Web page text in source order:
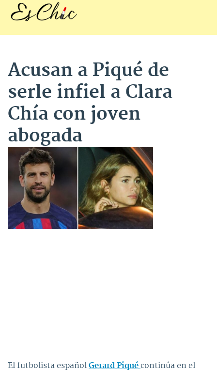
Acusan a Piqué de
serle infiel a Clara
Chía con joven
abogada
El futbolista español Gerard Piqué continúa en el